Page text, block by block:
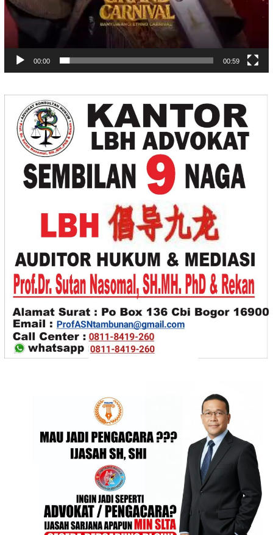
00:00 00:59